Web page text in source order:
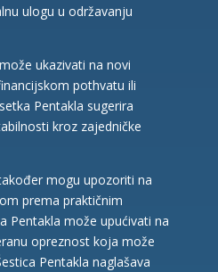
ulogu u održavanju
ukazivati na novi
pothvatu ili
Pentakla sugerira
kroz zajedničke
mogu upozoriti na
prema praktičnim
Pentakla može upućivati na
opreznost koja može
Pentakla naglašava